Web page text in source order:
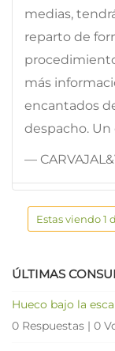
medias,
reparto de
más
encantados
despacho. Un
—
Estas viendo 1
ÚLTIMAS
Hueco bajo la
0 Respuestas | 0